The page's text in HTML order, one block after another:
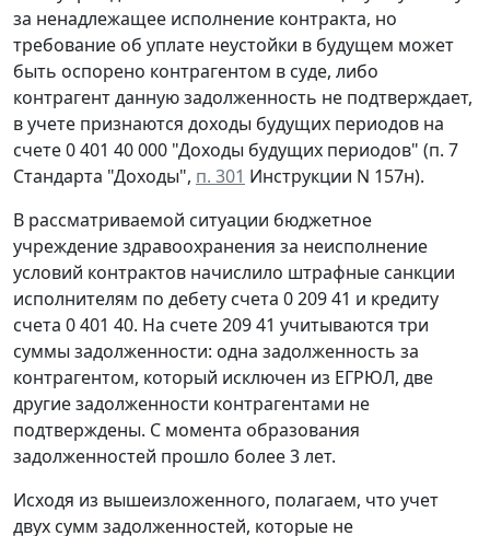
за ненадлежащее исполнение контракта, но
требование об уплате неустойки в будущем может
быть оспорено контрагентом в суде, либо
контрагент данную задолженность не подтверждает,
в учете признаются доходы будущих периодов на
счете 0 401 40 000 "Доходы будущих периодов" (п. 7
Стандарта "Доходы", п. 301 Инструкции N 157н).
В рассматриваемой ситуации бюджетное
учреждение здравоохранения за неисполнение
условий контрактов начислило штрафные санкции
исполнителям по дебету счета 0 209 41 и кредиту
счета 0 401 40. На счете 209 41 учитываются три
суммы задолженности: одна задолженность за
контрагентом, который исключен из ЕГРЮЛ, две
другие задолженности контрагентами не
подтверждены. С момента образования
задолженностей прошло более 3 лет.
Исходя из вышеизложенного, полагаем, что учет
двух сумм задолженностей, которые не